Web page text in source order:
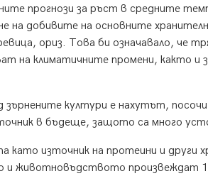
прогнози за ръст в средните
на добивите на основните
ориз. Това би означавало, че
на климатичните промени, както и
култури е нахутът,
в бъдеще, защото са много
като източник на протеини и други
и животновъдството произвеждат